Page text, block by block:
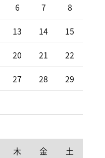
6 7
8
13 14
15
20 21
22
27 28
29
木 金
土